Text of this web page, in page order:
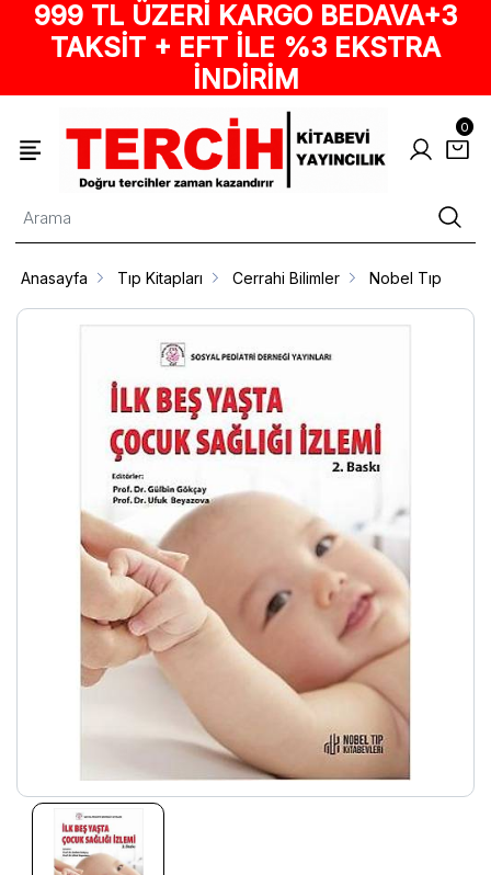
999 TL ÜZERİ KARGO BEDAVA+3
TAKSİT + EFT İLE %3 EKSTRA
İNDİRİM
0
Anasayfa Tıp Kitapları Cerrahi Bilimler Nobel Tıp